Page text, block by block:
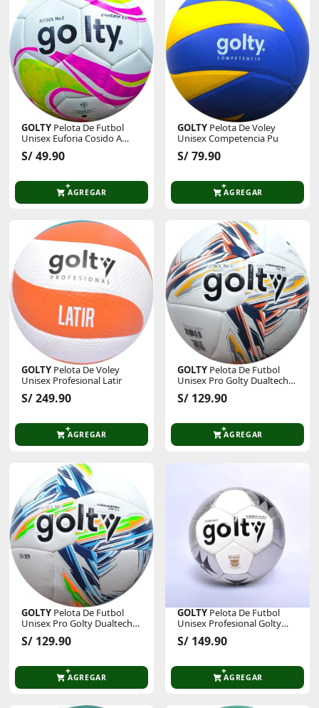
GOLTY Pelota De Futbol
Unisex Euforia Cosido A
Maquina
S/ 49.90
AGREGAR
GOLTY Pelota De Voley
Unisex Competencia Pu
S/ 79.90
AGREGAR
GOLTY Pelota De Voley
Unisex Profesional Latir
S/ 249.90
AGREGAR
GOLTY Pelota De Futbol
Unisex Pro Golty Dualtech
Iii
S/ 129.90
AGREGAR
GOLTY Pelota De Futbol
Unisex Pro Golty Dualtech
Iii
S/ 129.90
AGREGAR
GOLTY Pelota De Futbol
Unisex Profesional Golty
Magnum Cosido A Mano
S/ 149.90
AGREGAR